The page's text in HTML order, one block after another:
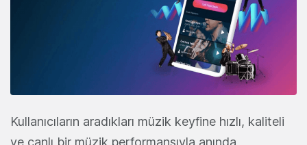
Kullanıcıların aradıkları müzik keyfine hızlı, kaliteli
ve canlı bir müzik performansıyla anında